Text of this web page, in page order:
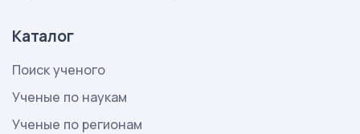
Каталог
Поиск ученого
Ученые по наукам
Ученые по регионам